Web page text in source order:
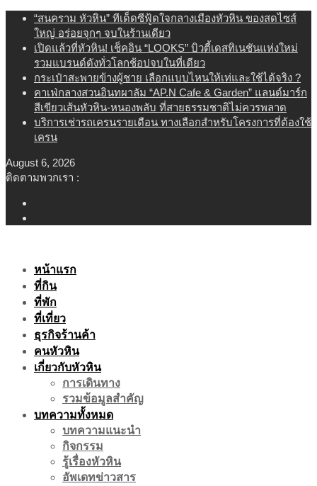
Skip
content
“สนคราม หัวหิน” ทีเด็ดซีฟู้ดใจกลางเมืองหัวหิน ของสดไซส์
ใหญ่ อร่อยจุกๆ จบในร้านเดียว
เปิดแล้วที่หัวหิน! เช็คอิน “LOOKS” บิวตี้เดสทิเนชันแห่งใหม่
รวมแบรนด์ดังทั่วโลกช้อปจบในที่เดียว
กระเป๋าสะพายข้างผู้ชาย เลือกแบบไหนให้เท่และใช้ได้จริง ?
คาเฟ่กลางสวนอินทผาลัม “AP.N Cafe & Garden” แลนด์มาร์ก
สีเขียวเส้นหัวหิน-หนองพลับ ที่สายธรรมชาติไม่ควรพลาด
บริการเช่ารถเครนรายเดือน ทางเลือกสำหรับโครงการที่ต้องใช้
เครน
August 6, 2026
ติดตามพวกเรา :
หน้าแรก
ที่กิน
ที่พัก
ที่เที่ยว
ธุรกิจร้านค้า
คนหัวหิน
เกี่ยวกับหัวหิน
การเดินทาง
รวมข้อมูลสำคัญ
บทความทั้งหมด
บทความแนะนำ
กิจกรรม
รู้เรื่องหัวหิน
อัพเดทข่าวสาร